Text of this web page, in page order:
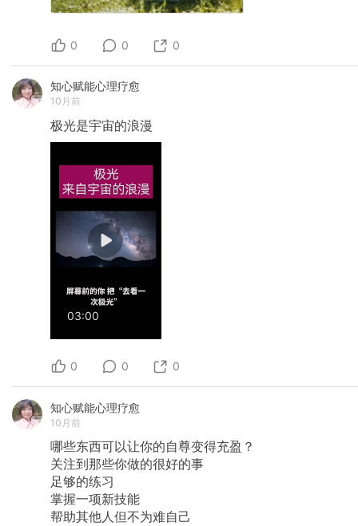
0 0 0
知心赋能心理疗愈
10月前
极光是宇宙的浪漫
03:00
0 0 0
知心赋能心理疗愈
10月前
哪些东西可以让你的自尊变得充盈？
关注到那些你做的很好的事
足够的练习
掌握一项新技能
帮助其他人但不为难自己